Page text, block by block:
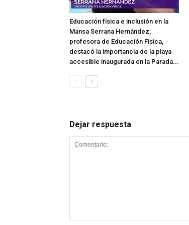
Educación física e inclusión en la
Mansa Serrana Hernández,
profesora de Educación Física,
destacó la importancia de la playa
accesible inaugurada en la Parada...
Dejar respuesta